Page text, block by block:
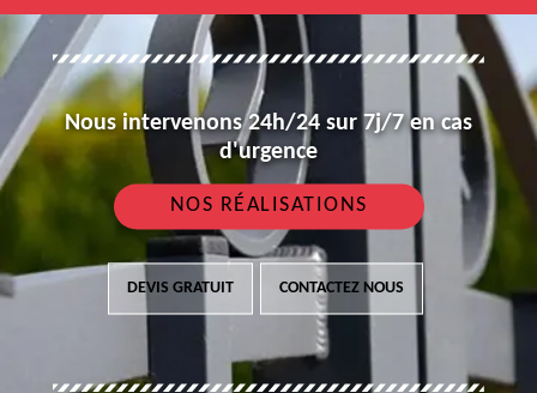
Nous intervenons 24h/24 sur 7j/7 en cas
d'urgence
NOS RÉALISATIONS
DEVIS GRATUIT CONTACTEZ NOUS